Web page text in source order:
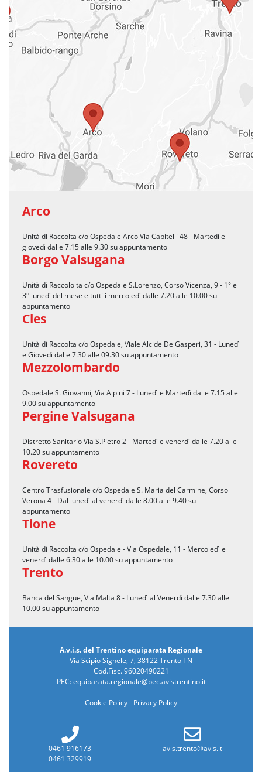
Arco
Unità di Raccolta c/o Ospedale Arco Via Capitelli 48 - Martedì e
giovedì dalle 7.15 alle 9.30 su appuntamento
Borgo Valsugana
Unità di Raccololta c/o Ospedale S.Lorenzo, Corso Vicenza, 9 - 1° e
3° lunedì del mese e tutti i mercoledì dalle 7.20 alle 10.00 su
appuntamento
Cles
Unità di Raccolta c/o Ospedale, Viale Alcide De Gasperi, 31 - Lunedì
e Giovedì dalle 7.30 alle 09.30 su appuntamento
Mezzolombardo
Ospedale S. Giovanni, Via Alpini 7 - Lunedì e Martedì dalle 7.15 alle
9.00 su appuntamento
Pergine Valsugana
Distretto Sanitario Via S.Pietro 2 - Martedì e venerdì dalle 7.20 alle
10.20 su appuntamento
Rovereto
Centro Trasfusionale c/o Ospedale S. Maria del Carmine, Corso
Verona 4 - Dal lunedì al venerdì dalle 8.00 alle 9.40 su
appuntamento
Tione
Unità di Raccolta c/o Ospedale - Via Ospedale, 11 - Mercoledì e
venerdì dalle 6.30 alle 10.00 su appuntamento
Trento
Banca del Sangue, Via Malta 8 - Lunedì al Venerdì dalle 7.30 alle
10.00 su appuntamento
A.v.i.s. del Trentino equiparata Regionale
Via Scipio Sighele, 7, 38122 Trento TN
Cod.Fisc. 96020490221
PEC:equiparata.regionale@pec.avistrentino.it
Cookie Policy- Privacy Policy
0461 916173
0461 329919
avis.trento@avis.it